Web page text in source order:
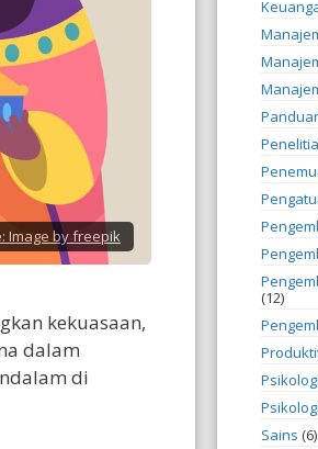
Image by freepik
kekuasaan,
dalam
di
(12)
Psikologi
Sains (6)